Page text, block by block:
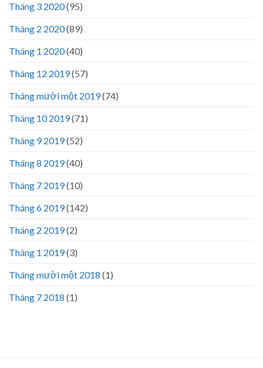
Tháng 3 2020(95)
Tháng 2 2020(89)
Tháng 1 2020(40)
Tháng 12 2019(57)
Tháng mười một 2019(74)
Tháng 10 2019(71)
Tháng 9 2019(52)
Tháng 8 2019(40)
Tháng 7 2019(10)
Tháng 6 2019(142)
Tháng 2 2019(2)
Tháng 1 2019(3)
Tháng mười một 2018 (1)
Tháng 7 2018 (1)